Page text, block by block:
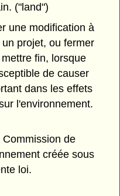
("land")
une modification à
projet, ou fermer
fin, lorsque
de causer
dans les effets
l'environnement.
Commission de
créée sous
loi.